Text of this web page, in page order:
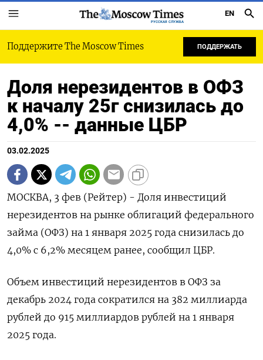
РУССКАЯ СЛУЖБА
EN
Поддержите The Moscow Times ПОДДЕРЖАТЬ
Доля нерезидентов в ОФЗ
к началу 25г снизилась до
4,0% -- данные ЦБР
03.02.2025
МОСКВА, 3 фев (Рейтер) - Доля инвестиций
нерезидентов на рынке облигаций федерального
займа (ОФЗ) на 1 января 2025 года снизилась до
4,0% с 6,2% месяцем ранее, сообщил ЦБР.
Объем инвестиций нерезидентов в ОФЗ за
декабрь 2024 года сократился на 382 миллиарда
рублей до 915 миллиардов рублей на 1 января
2025 года.